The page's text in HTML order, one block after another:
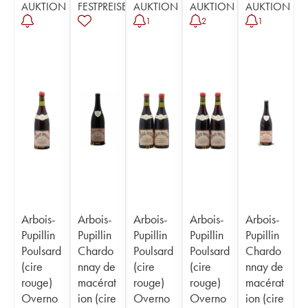
AUKTION
Arbois-
Pupillin
Poulsard
(cire
rouge)
Overno
FESTPREISE
Arbois-
Pupillin
Chardo
nnay de
macérat
ion (cire
AUKTION
1
Arbois-
Pupillin
Poulsard
(cire
rouge)
Overno
AUKTION
2
Arbois-
Pupillin
Poulsard
(cire
rouge)
Overno
AUKTION
1
Arbois-
Pupillin
Chardo
nnay de
macérat
ion (cire